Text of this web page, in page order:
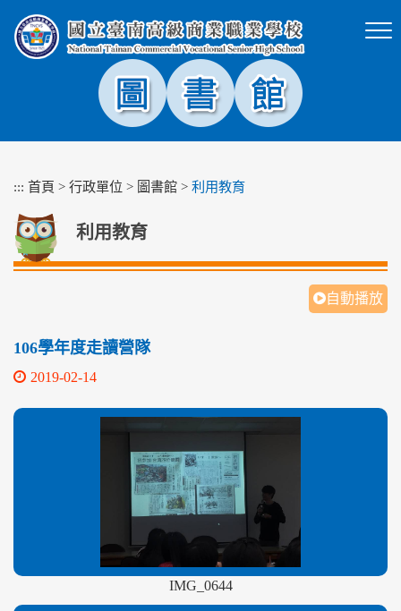
塊
::: 首頁 > 行政單位 > 圖書館 > 利用教育
利用教育
自動播放
106學年度走讀營隊
2019-02-14
IMG_0644